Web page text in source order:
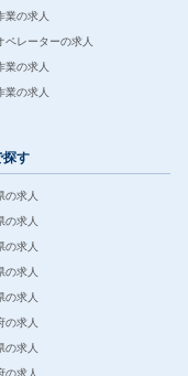
業の求人
ペレーターの求人
業の求人
業の求人
探す
の求人
の求人
の求人
の求人
の求人
の求人
の求人